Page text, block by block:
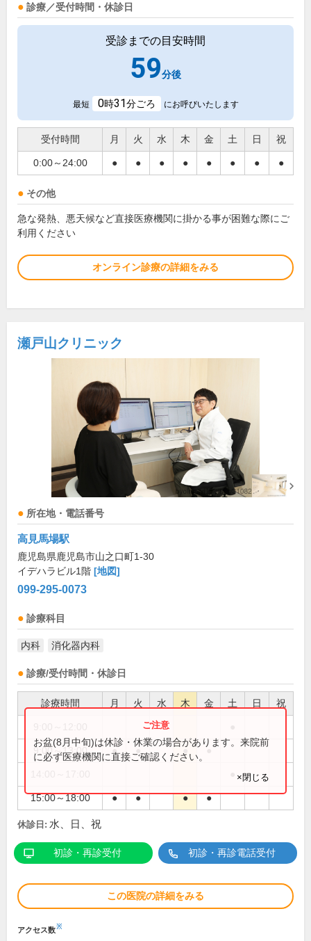
診療／受付時間・休診日
受診までの目安時間
59分後
最短 0時31分ごろ にお呼びいたします
受付時間 月 火 水 木 金 土 日 祝
0:00～24:00 ● ● ● ● ● ● ● ●
その他
急な発熱、悪天候など直接医療機関に掛かる事が困難な際にご
利用ください
オンライン診療の詳細をみる
瀬戸山クリニック
所在地・電話番号
高見馬場駅
鹿児島県鹿児島市山之口町1-30
イデハラビル1階 [地図]
099-295-0073
診療科目
内科 消化器内科
診療/受付時間・休診日
診療時間 月 火 水 木 金 土 日 祝
9:00～13:00 ● ● ● ●
15:00～18:00 ● ● ● ●
お盆(8月中旬)は休診・休業の場合があります。来院前
に必ず医療機関に直接ご確認ください。
×閉じる
休診日: 水、日、祝
初診・再診受付 初診・再診電話受付
この医院の詳細をみる
アクセス数※